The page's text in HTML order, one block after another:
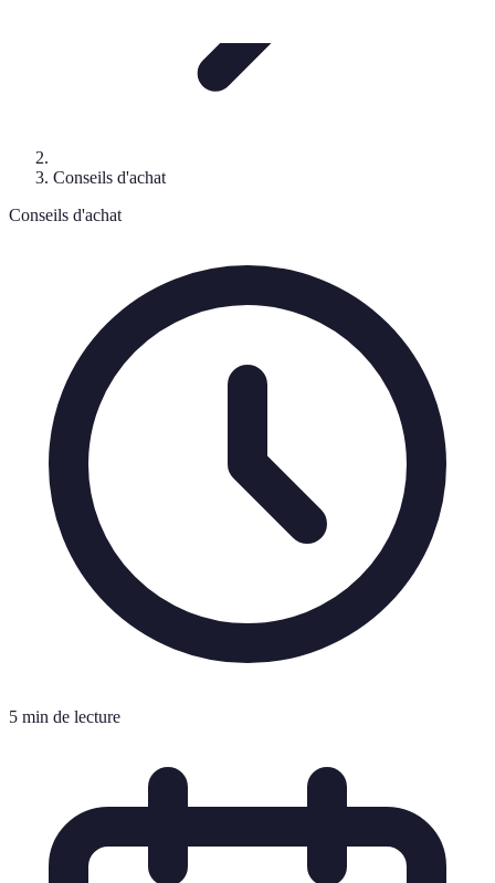
Conseils d'achat
Conseils d'achat
5 min de lecture